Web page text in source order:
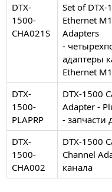
DTX-
1500-
CHA021S
Set of
Ethernet
Adapters
-
адаптеры
Ethernet
DTX-
1500-
PLAPRP
DTX-1500
Adapter -
- запчасти
DTX-
1500-
CHA002
DTX-1500
Channel
канала